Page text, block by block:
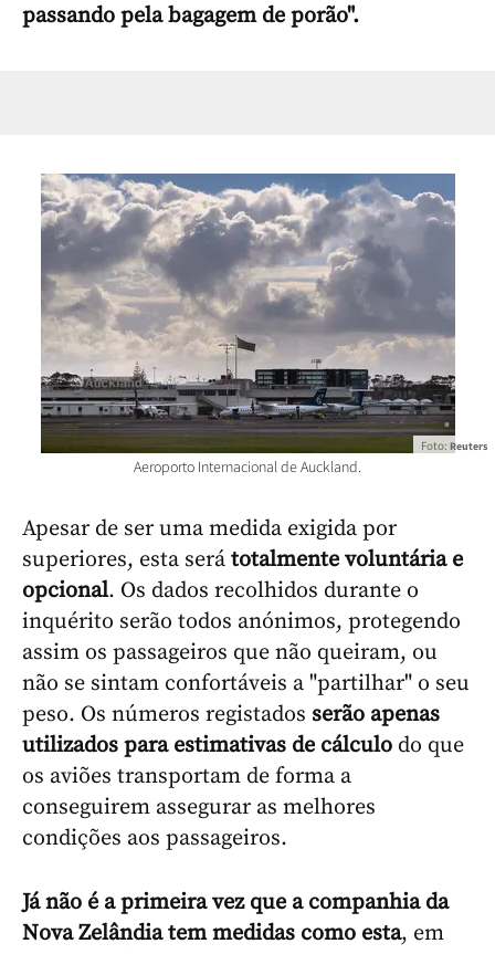
passando pela bagagem de porão".
Aeroporto Internacional de Auckland.
Foto: Reuters
Apesar de ser uma medida exigida por
superiores, esta será totalmente voluntária e
opcional. Os dados recolhidos durante o
inquérito serão todos anónimos, protegendo
assim os passageiros que não queiram, ou
não se sintam confortáveis a "partilhar" o seu
peso. Os números registados serão apenas
utilizados para estimativas de cálculo do que
os aviões transportam de forma a
conseguirem assegurar as melhores
condições aos passageiros.
Já não é a primeira vez que a companhia da
Nova Zelândia tem medidas como esta, em